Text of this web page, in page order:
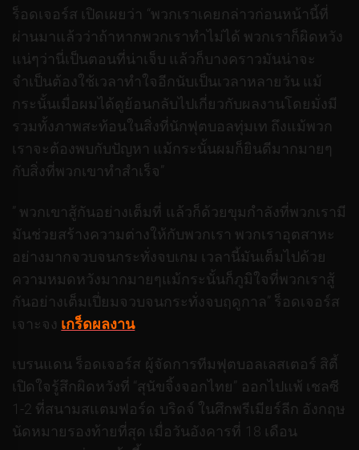
ร็อดเจอร์ส เปิดเผยว่า “พวกเราเคยกล่าวก่อนหน้านี้ที่
ผ่านมาแล้วว่าถ้าหากพวกเราทำไม่ได้ พวกเราก็ผิดหวัง
แน่ๆว่านี่เป็นตอนที่น่าเจ็บ แล้วก็บางคราวมันน่าจะ
จำเป็นต้องใช้เวลาทำใจอีกนับเป็นเวลาหลายวัน แม้
กระนั้นเมื่อผมได้ดูย้อนกลับไปเกี่ยวกับผลงานโดยมั่งมี
รวมทั้งภาพสะท้อนในสิ่งที่นักฟุตบอลทุ่มเท ถึงแม้พวก
เราจะต้องพบกับปัญหา แม้กระนั้นผมก็ยินดีมากมายๆ
กับสิ่งที่พวกเขาทำสำเร็จ”
” พวกเขาสู้กันอย่างเต็มที่ แล้วก็ด้วยขุมกำลังที่พวกเรามี
มันช่วยสร้างความต่างให้กับพวกเรา พวกเราอุตสาหะ
อย่างมากจวบจนกระทั่งจบเกม เวลานี้มันเต็มไปด้วย
ความหมดหวังมากมายๆแม้กระนั้นก็ภูมิใจที่พวกเราสู้
กันอย่างเต็มเปี่ยมจวบจนกระทั่งจบฤดูกาล” ร็อดเจอร์ส
เจาะจง เกร็ดผลงาน
เบรนแดน ร็อดเจอร์ส ผู้จัดการทีมฟุตบอลเลสเตอร์ สิตี้
เปิดใจรู้สึกผิดหวังที่ “สุนัขจิ้งจอกไทย” ออกไปแพ้ เชลซี
1-2 ที่สนามสแตมฟอร์ด บริดจ์ ในศึกพรีเมียร์ลีก อังกฤษ
นัดหมายรองท้ายที่สุด เมื่อวันอังคารที่ 18 เดือน